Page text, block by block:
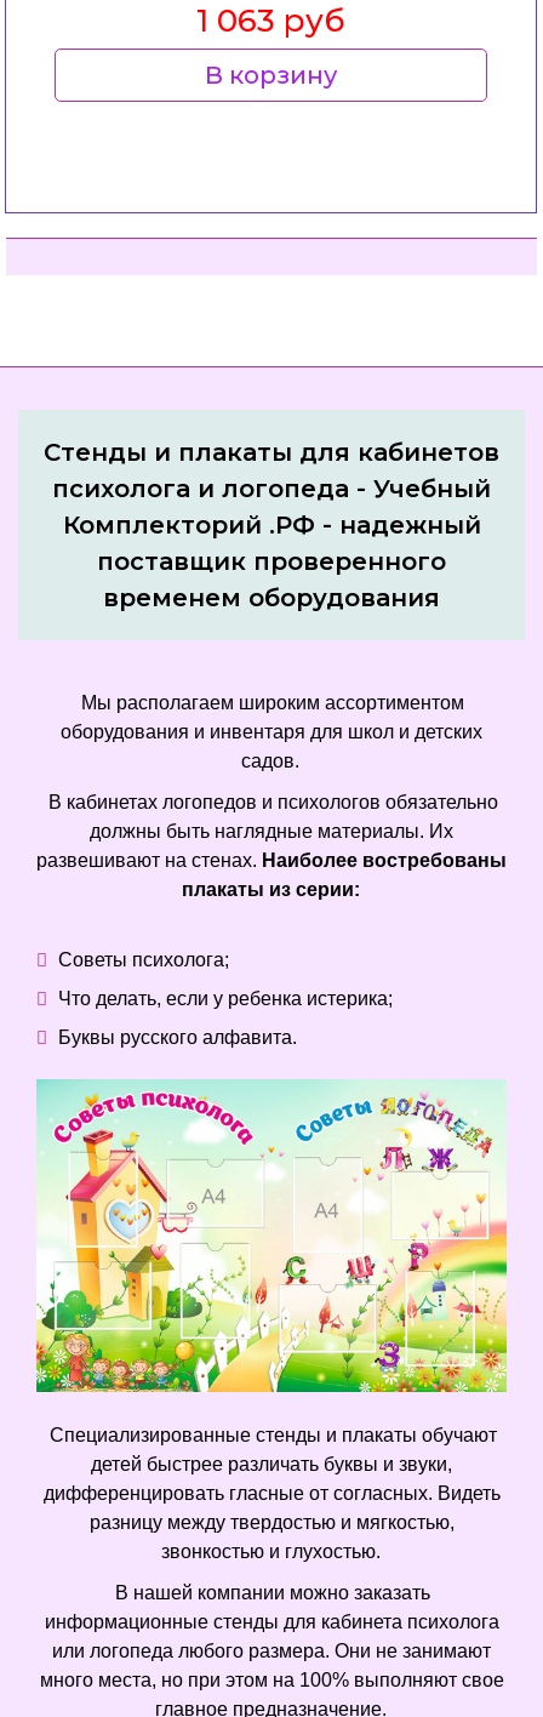
1 063 руб
В корзину
Стенды и плакаты для кабинетов
психолога и логопеда - Учебный
Комплекторий .РФ - надежный
поставщик проверенного
временем оборудования
Мы располагаем широким ассортиментом
оборудования и инвентаря для школ и детских
садов.
В кабинетах логопедов и психологов обязательно
должны быть наглядные материалы. Их
развешивают на стенах. Наиболее востребованы
плакаты из серии:
Советы психолога;
Что делать, если у ребенка истерика;
Буквы русского алфавита.
Специализированные стенды и плакаты обучают
детей быстрее различать буквы и звуки,
дифференцировать гласные от согласных. Видеть
разницу между твердостью и мягкостью,
звонкостью и глухостью.
В нашей компании можно заказать
информационные стенды для кабинета психолога
или логопеда любого размера. Они не занимают
много места, но при этом на 100% выполняют свое
главное предназначение.